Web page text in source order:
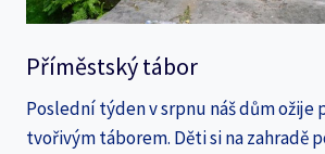
Příměstský tábor
Poslední týden v srpnu náš dům ožije
tvořivým táborem. Děti si na zahradě